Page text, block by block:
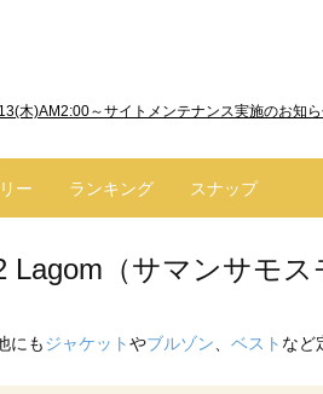
木)AM2:00～サイトメンテナンス実施のお知
ー ランキング スナップ
Lagom（サマンサモ
にもジャケットやブルゾン ベスト など